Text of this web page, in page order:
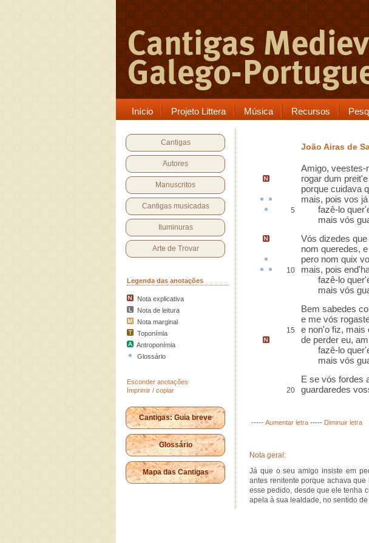
Início Projeto Littera Música Recursos
Cantigas
Autores
Manuscritos
Cantigas musicadas
Iluminuras
Arte de Trovar
Legenda das anotações
Nota explicativa
Nota de leitura
Nota marginal
Toponímia
Antroponímia
Glossário
Esconder anotações
Imprimir / copiar
Cantigas: Guia breve
Glossário
Mapa das Cantigas
João Airas de
Amigo, veestes-
rogar dum
porque cuidava
mais, pois vos
5 fazê-lo
mais vós
Vós dizedes
nom queredes,
pero nom quix
10 mais, pois end
fazê-lo quer'e
mais vós
Bem sabedes
e me vós
15
e non'o fiz, mais
de perder eu,
fazê-lo quer'e
mais vós
E se vós fordes
20 guardaredes
----- Aumentar letra ----- Diminuir letra
Nota geral:
Já que o seu amigo insiste em
antes renitente porque achava
esse pedido, desde que ele tenha
apela à sua lealdade, no sentido de